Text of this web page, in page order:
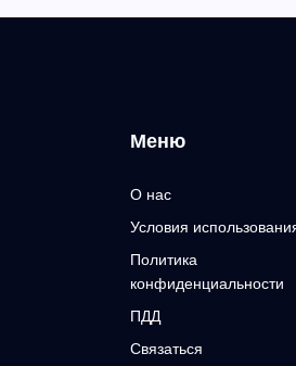
Меню
О нас
Условия
Политика
конфиденциальности
ПДД
Связаться